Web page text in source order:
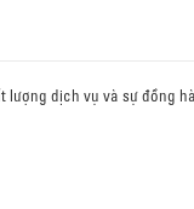
lượng dịch vụ và sự đồng